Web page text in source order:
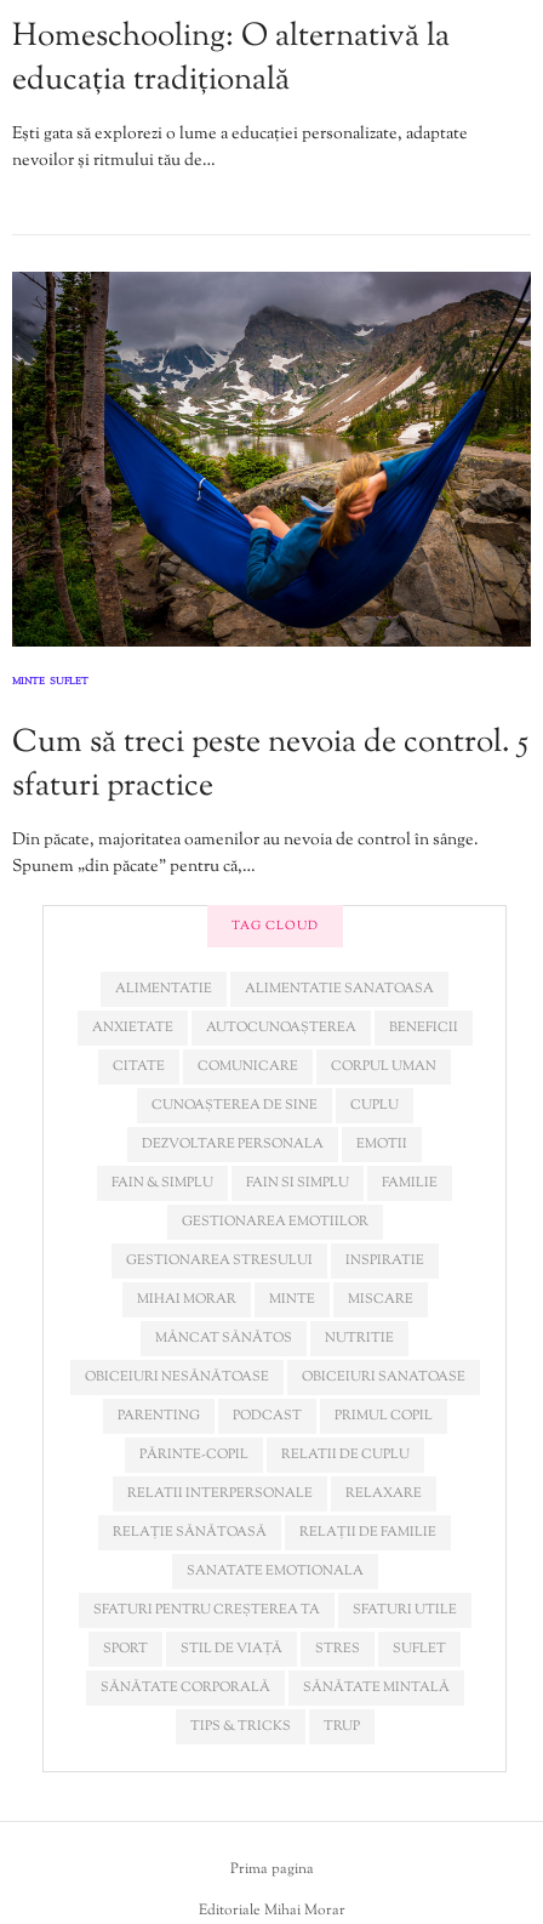
Homeschooling: O alternativă la
educația tradițională
Ești gata să explorezi o lume a educației personalizate, adaptate
nevoilor și ritmului tău de…
MINTE SUFLET
Cum să treci peste nevoia de control. 5
sfaturi practice
Din păcate, majoritatea oamenilor au nevoia de control în sânge.
Spunem „din păcate” pentru că,…
TAG CLOUD
ALIMENTATIE
ALIMENTATIE SANATOASA
ANXIETATE
AUTOCUNOAȘTEREA
BENEFICII
CITATE
COMUNICARE
CORPUL UMAN
CUNOAȘTEREA DE SINE
CUPLU
DEZVOLTARE PERSONALA
EMOTII
FAIN & SIMPLU
FAIN SI SIMPLU
FAMILIE
GESTIONAREA EMOTIILOR
GESTIONAREA STRESULUI
INSPIRATIE
MIHAI MORAR
MINTE
MISCARE
MÂNCAT SĂNĂTOS
NUTRITIE
OBICEIURI NESĂNĂTOASE
OBICEIURI SANATOASE
PARENTING
PODCAST
PRIMUL COPIL
PĂRINTE-COPIL
RELATII DE CUPLU
RELATII INTERPERSONALE
RELAXARE
RELAȚIE SĂNĂTOASĂ
RELAȚII DE FAMILIE
SANATATE EMOTIONALA
SFATURI PENTRU CREȘTEREA TA
SFATURI UTILE
SPORT
STIL DE VIAȚĂ STRES
SUFLET
SĂNĂTATE CORPORALĂ
SĂNĂTATE MINTALĂ
TIPS & TRICKS
TRUP
Prima pagina
Editoriale Mihai Morar